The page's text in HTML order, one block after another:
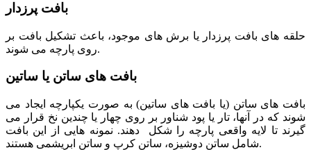
بافت پرزدار
حلقه های بافت پرزدار یا برش های موجود، باعث تشکیل بافت بر
روی پارچه می شوند.
بافت های ساتن یا ساتین
بافت های ساتن (یا بافت های ساتین) به صورت یکپارچه ایجاد می
شوند که در آنها، تار یا پود شناور بر روی چهار یا چندین نخ قرار می
گیرند تا لایه واقعی پارچه را شکل دهند. نمونه هایی از این بافت
شامل ساتن دوشیزه، ساتن کرپ و ساتن ابریشمی هستند.